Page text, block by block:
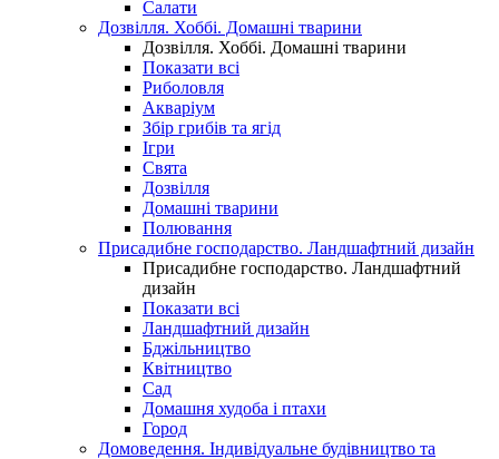
Салати
Дозвілля. Хоббі. Домашні тварини
Дозвілля. Хоббі. Домашні тварини
Показати всі
Риболовля
Акваріум
Збір грибів та ягід
Ігри
Свята
Дозвілля
Домашні тварини
Полювання
Присадибне господарство. Ландшафтний дизайн
Присадибне господарство. Ландшафтний
дизайн
Показати всі
Ландшафтний дизайн
Бджільництво
Квітництво
Сад
Домашня худоба і птахи
Город
Домоведення. Індивідуальне будівництво та